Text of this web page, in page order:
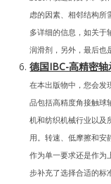
虑的因素、相邻结构所
多详细的信息，如关于
润滑剂，另外，最后也
德国IBC-高精密轴
在本出版物中，您会发
品包括高精度角接触球
机和纺织机械行业以及
用。转速、低摩擦和安
作为单一要求还是作
步补充了选择合适的标